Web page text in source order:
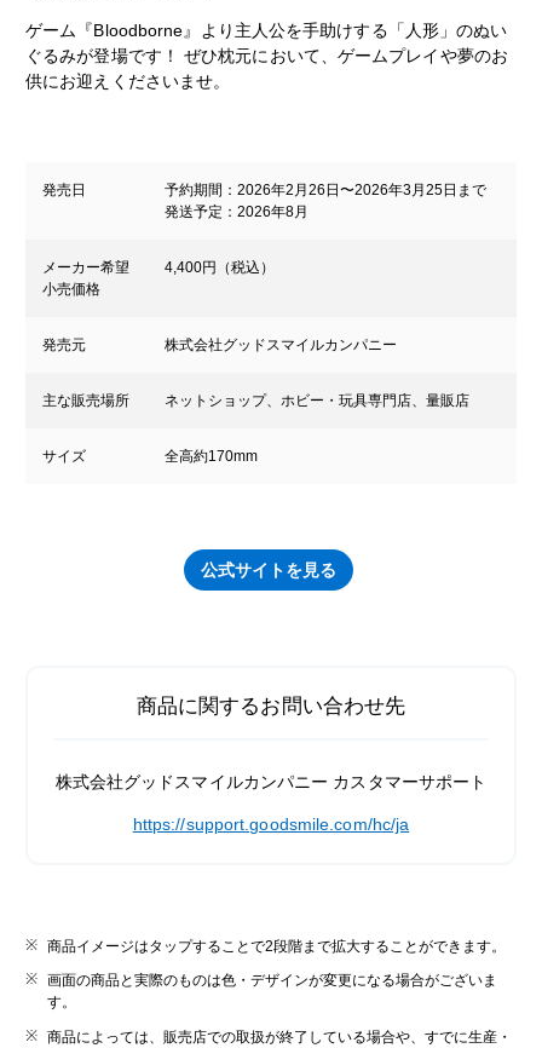
ゲーム『Bloodborne』より主人公を手助けする「人形」のぬい
ぐるみが登場です！ ぜひ枕元において、ゲームプレイや夢のお
供にお迎えくださいませ。
発売日
予約期間：2026年2月26日〜2026年3月25日まで
発送予定：2026年8月
メーカー希望
小売価格
4,400円（税込）
発売元 株式会社グッドスマイルカンパニー
主な販売場所 ネットショップ、ホビー・玩具専門店、量販店
サイズ 全高約170mm
公式サイトを見る
商品に関するお問い合わせ先
株式会社グッドスマイルカンパニー カスタマーサポート
https://support.goodsmile.com/hc/ja
商品イメージはタップすることで2段階まで拡大することができます。
画面の商品と実際のものは色・デザインが変更になる場合がございま
す。
商品によっては、販売店での取扱が終了している場合や、すでに生産・